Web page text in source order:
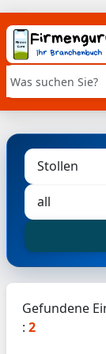
Stichwortsuche
Gefundene
: 2